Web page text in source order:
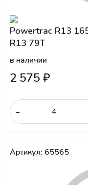
Powertrac R13
R13 79T
в наличии
2 575 ₽
-
Артикул: 65565